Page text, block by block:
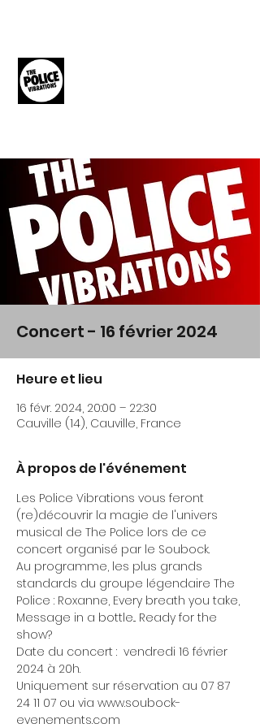
Concert - 16 février 2024
Heure et lieu
16 févr. 2024, 20:00 – 22:30
Cauville (14), Cauville, France
À propos de l'événement
Les Police Vibrations vous feront
(re)découvrir la magie de l'univers
musical de The Police lors de ce
concert organisé par le Soubock.
Au programme, les plus grands
standards du groupe légendaire The
Police : Roxanne, Every breath you take,
Message in a bottle... Ready for the
show?
Date du concert :  vendredi 16 février
2024 à 20h.
Uniquement sur réservation au 07 87
24 11 07 ou via www.soubock-
evenements.com